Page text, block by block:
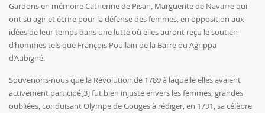
Gardons en mémoire Catherine de Pisan, Marguerite de Navarre qui
ont su agir et écrire pour la défense des femmes, en opposition aux
idées de leur temps dans une lutte où elles auront reçu le soutien
d’hommes tels que François Poullain de la Barre ou Agrippa
d’Aubigné.
Souvenons-nous que la Révolution de 1789 à laquelle elles avaient
activement participé[3]fut bien injuste envers les femmes, grandes
oubliées, conduisant Olympe de Gouges à rédiger, en 1791, sa célèbre